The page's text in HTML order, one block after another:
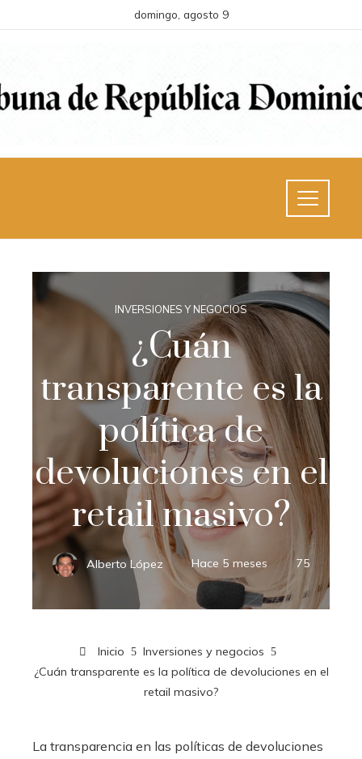
domingo, agosto 9
INVERSIONES Y NEGOCIOS
¿Cuán
transparente es la
política de
devoluciones en el
retail masivo?
Alberto López Hace 5 meses 75
Inicio
Inversiones y negocios
¿Cuán transparente es la política de devoluciones en el
retail masivo?
La transparencia en las políticas de devoluciones